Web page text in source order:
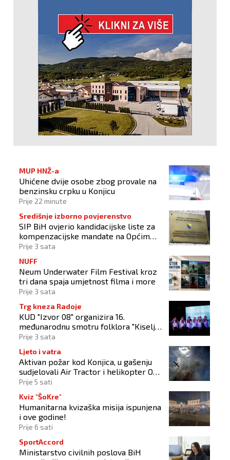
MUP HNŽ-a
Uhićene dvije osobe zbog provale na
benzinsku crpku u Konjicu
Prije 22 minute
Središnje izborno povjerenstvo
SIP BiH ovjerio kandidacijske liste za
kompenzacijske mandate na Općim
izborima 2026
Prije 3 sata
NUFF
Neum Underwater Film Festival kroz
tri dana spaja umjetnost filma i more
Prije 3 sata
Trg kneza Radoje
KUD "Izvor 08" organizira 16.
međunarodnu smotru folklora "Kiseljak
2026"
Prije 3 sata
Ljeto i vatra
Aktivan požar kod Konjica, u gašenju
sudjelovali Air Tractor i helikopter OS-
a BiH
Prije 5 sati
Kviz "ŠoKre"
Humanitarna kvizaška misija ispunjena
i ove godine!
Prije 6 sati
SportAccord
Ministarstvo civilnih poslova BiH